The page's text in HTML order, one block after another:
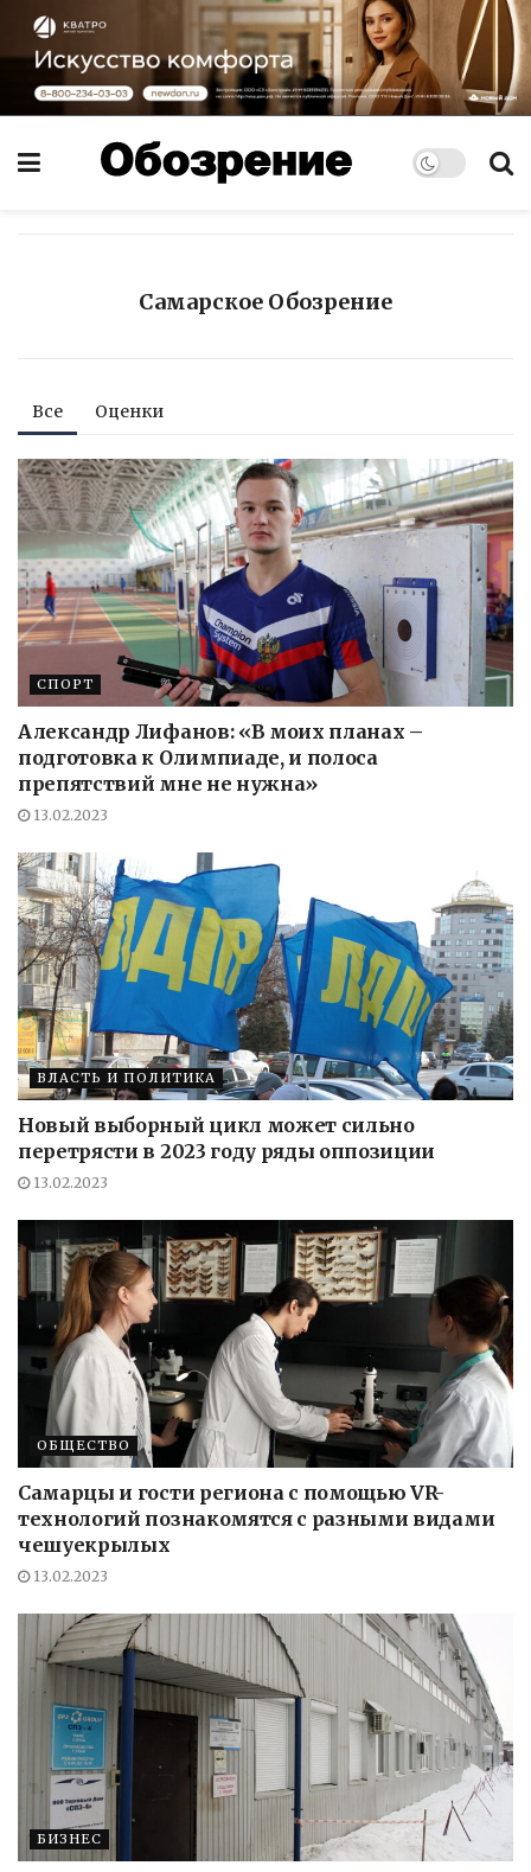
Самарское Обозрение
Все Оценки
СПОРТ
Александр Лифанов: «В моих планах –
подготовка к Олимпиаде, и полоса
препятствий мне не нужна»
13.02.2023
ВЛАСТЬ И ПОЛИТИКА
Новый выборный цикл может сильно
перетрясти в 2023 году ряды оппозиции
13.02.2023
ОБЩЕСТВО
Самарцы и гости региона с помощью VR-
технологий познакомятся с разными видами
чешуекрылых
13.02.2023
БИЗНЕС